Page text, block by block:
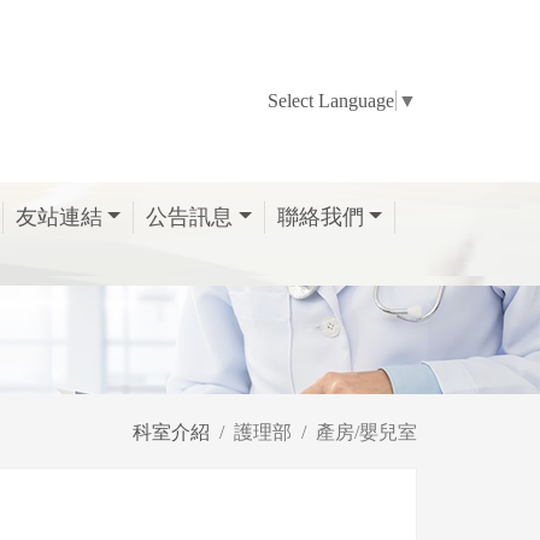
Select Language ▼
友站連結 公告訊息 聯絡我們
科室介紹 護理部 產房/嬰兒室